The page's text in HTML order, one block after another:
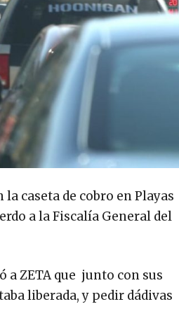
caseta de cobro en Playas
a la Fiscalía General del
a ZETA que junto con sus
liberada, y pedir dádivas